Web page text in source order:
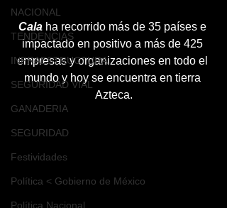
NACIONAL
TENDENCIAS
INFRAESTRUCTURA
SEGURIDAD VIAL
GANADERIA
SEGURIDAD
Festividades
Política < Gobierno de México
Política Nacional
Cala ha recorrido más de 35 países e
impactado en positivo a más de 425
empresas y organizaciones en todo el
mundo y hoy se encuentra en tierra
Azteca.